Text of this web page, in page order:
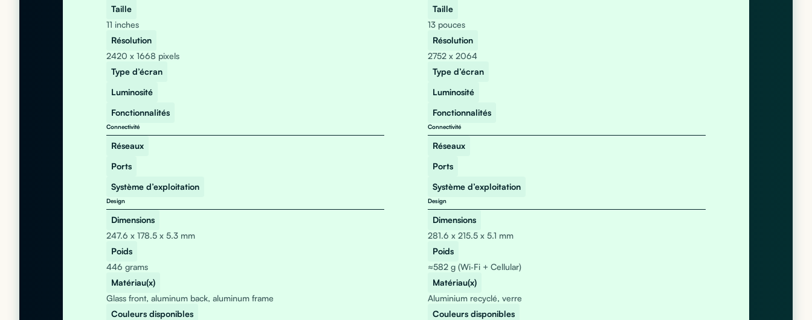
Taille
11 inches
Résolution
2420 x 1668 pixels
Type d’écran
Luminosité
Fonctionnalités
Connectivité
Réseaux
Ports
Système d’exploitation
Design
Dimensions
247.6 x 178.5 x 5.3 mm
Poids
446 grams
Matériau(x)
Glass front, aluminum back, aluminum frame
Couleurs disponibles
Taille
13 pouces
Résolution
2752 x 2064
Type d’écran
Luminosité
Fonctionnalités
Connectivité
Réseaux
Ports
Système d’exploitation
Design
Dimensions
281.6 x 215.5 x 5.1 mm
Poids
≈582 g (Wi‑Fi + Cellular)
Matériau(x)
Aluminium recyclé, verre
Couleurs disponibles